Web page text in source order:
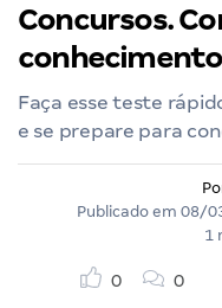
Concursos.
Faça esse teste
e se prepare para
Publicado em 08/
1
0 0